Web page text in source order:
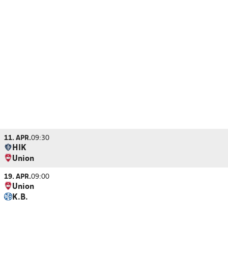
11. APR.09:30
HIK
Union
19. APR.09:00
Union
K.B.